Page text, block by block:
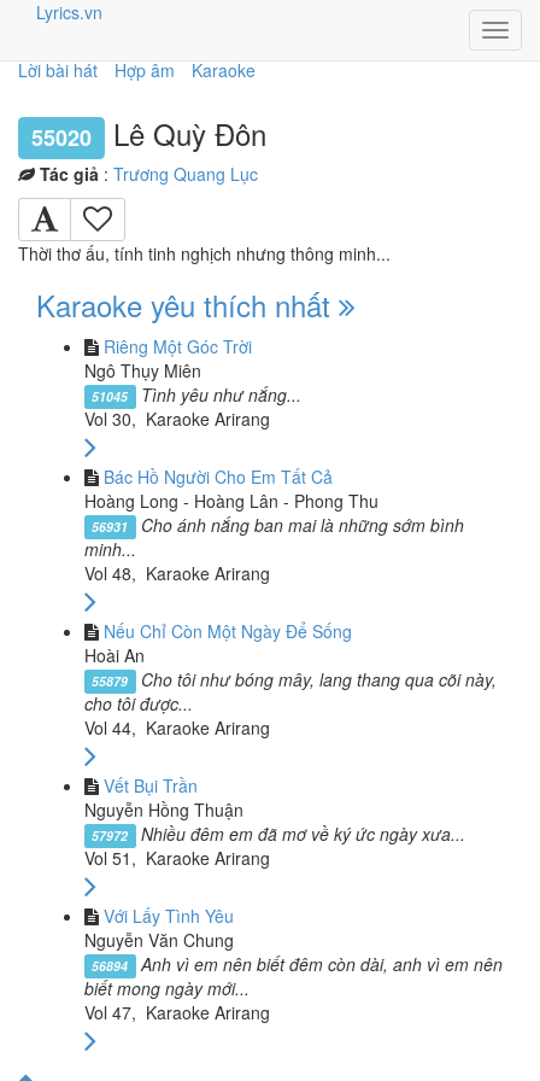
Lyrics.vn
Lời bài hát Hợp âm Karaoke
55020 Lê Quỳ Đôn
Tác giả : Trương Quang Lục
Thời thơ ấu, tính tinh nghịch nhưng thông minh...
Karaoke yêu thích nhất
Riêng Một Góc Trời
Ngô Thụy Miên
51045 Tình yêu như nắng...
Vol 30, Karaoke Arirang
Bác Hồ Người Cho Em Tất Cả
Hoàng Long - Hoàng Lân - Phong Thu
56931 Cho ánh nắng ban mai là những sớm bình
minh...
Vol 48, Karaoke Arirang
Nếu Chỉ Còn Một Ngày Để Sống
Hoài An
55879 Cho tôi như bóng mây, lang thang qua cõi này,
cho tôi được...
Vol 44, Karaoke Arirang
Vết Bụi Trần
Nguyễn Hồng Thuận
57972 Nhiều đêm em đã mơ về ký ức ngày xưa...
Vol 51, Karaoke Arirang
Với Lấy Tình Yêu
Nguyễn Văn Chung
56894 Anh vì em nên biết đêm còn dài, anh vì em nên
biết mong ngày mới...
Vol 47, Karaoke Arirang